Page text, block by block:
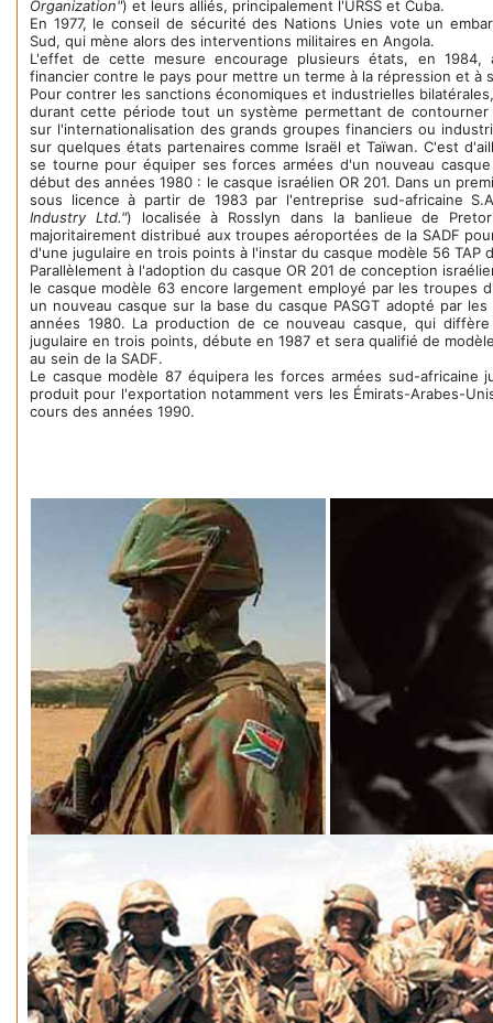
Organization") et leurs alliés, principalement l'URSS et Cuba.
En 1977, le conseil de sécurité des Nations Unies vote un
Sud, qui mène alors des interventions militaires en Angola.
L'effet de cette mesure encourage plusieurs états, en 1984,
financier contre le pays pour mettre un terme à la répression et à
Pour contrer les sanctions économiques et industrielles
durant cette période tout un système permettant de
sur l'internationalisation des grands groupes financiers ou
sur quelques états partenaires comme Israël et Taïwan. C'est
se tourne pour équiper ses forces armées d'un nouveau
début des années 1980 : le casque israélien OR 201. Dans un
sous licence à partir de 1983 par l'entreprise sud-africaine
Industry Ltd.") localisée à Rosslyn dans la banlieue de
majoritairement distribué aux troupes aéroportées de la SADF
d'une jugulaire en trois points à l'instar du casque modèle 56 TAP
Parallèlement à l'adoption du casque OR 201 de conception
le casque modèle 63 encore largement employé par les troupes
un nouveau casque sur la base du casque PASGT adopté par
années 1980. La production de ce nouveau casque, qui
jugulaire en trois points, débute en 1987 et sera qualifié de
au sein de la SADF.
Le casque modèle 87 équipera les forces armées sud-africaine
produit pour l'exportation notamment vers les Émirats-Arabes-
cours des années 1990.